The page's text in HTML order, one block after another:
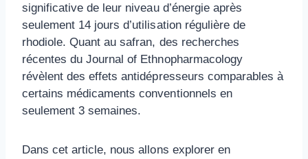
significative de leur niveau d’énergie après
seulement 14 jours d’utilisation régulière de
rhodiole. Quant au safran, des recherches
récentes du Journal of Ethnopharmacology
révèlent des effets antidépresseurs comparables à
certains médicaments conventionnels en
seulement 3 semaines.
Dans cet article, nous allons explorer en